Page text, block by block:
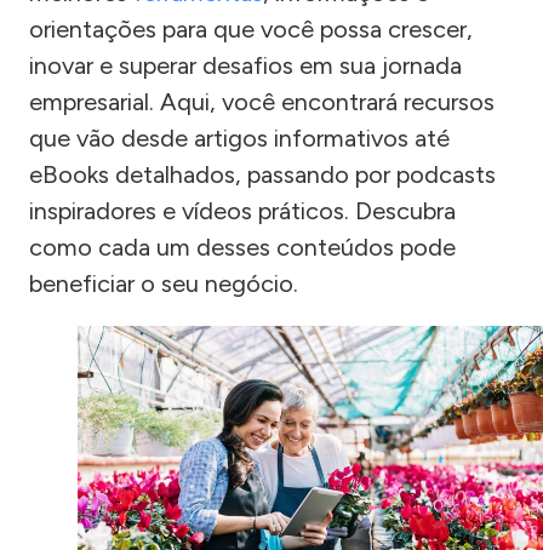
orientações para que você possa crescer,
inovar e superar desafios em sua jornada
empresarial. Aqui, você encontrará recursos
que vão desde artigos informativos até
eBooks detalhados, passando por podcasts
inspiradores e vídeos práticos. Descubra
como cada um desses conteúdos pode
beneficiar o seu negócio.